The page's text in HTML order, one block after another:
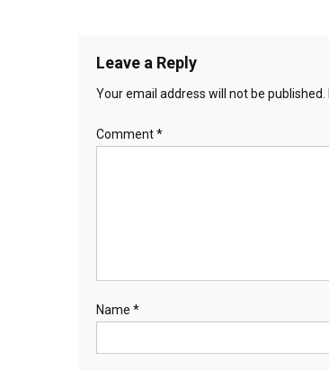
Leave a Reply
Your email address will not be published.
Comment*
Name *